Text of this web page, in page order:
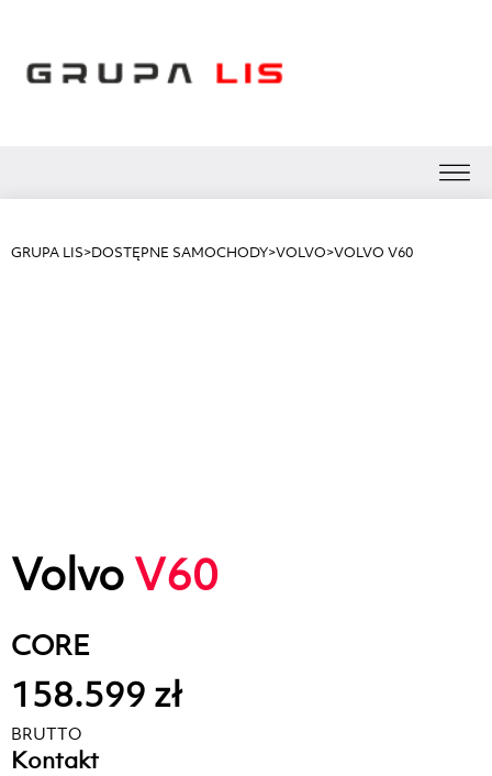
GRUPA LIS>DOSTĘPNE SAMOCHODY>VOLVO>VOLVO V60
VolvoV60
CORE
158.599 zł
BRUTTO
Kontakt